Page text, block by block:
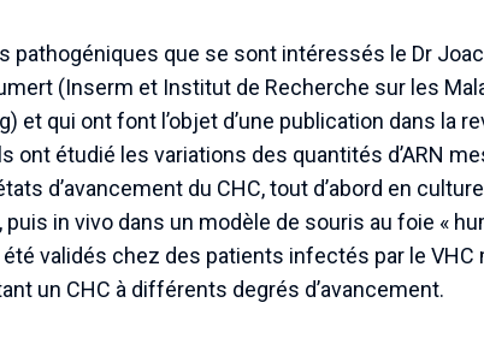
pathogéniques que se sont intéressés le Dr
(Inserm et Institut de Recherche sur les
et qui ont font l’objet d’une publication dans la
ont étudié les variations des quantités d’ARN
d’avancement du CHC, tout d’abord en
puis in vivo dans un modèle de souris au foie «
validés chez des patients infectés par le VHC
un CHC à différents degrés d’avancement.